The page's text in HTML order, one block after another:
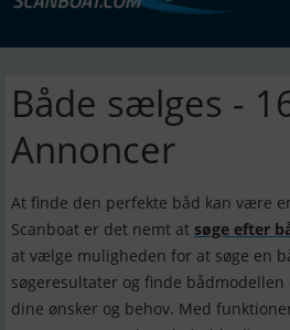
Både sælges -
Annoncer
At finde den perfekte båd kan være
Scanboat er det nemt at søge efter
at vælge muligheden for at søge en
søgeresultater og finde
dine ønsker og behov. Med